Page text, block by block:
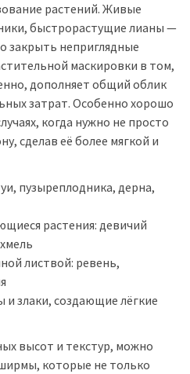
растений. Живые
быстрорастущие лианы —
закрыть неприглядные
маскировки в том,
дополняет общий облик
затрат. Особенно хорошо
когда нужно не просто
сделав её более мягкой и
пузыреплодника, дерна,
растения: девичий
листвой: ревень,
злаки, создающие лёгкие
высот и текстур, можно
которые не только